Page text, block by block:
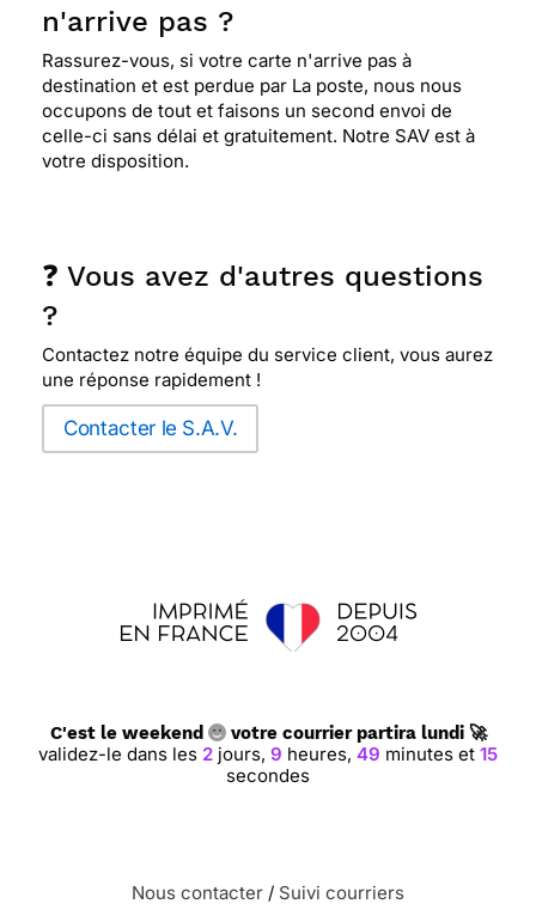
⭐⭐⭐⭐ Le 18/07/2018 : Super bien
⭐⭐⭐ Le 13/07/2018 : Le texte
Le 23/03/2018 : ça correspond au
moment et la pensée ,pour ce jour là !!!
⭐⭐⭐⭐ Le 05/03/2018 : Drôle !
Le 04/01/2018 : Pour notre belle-fille
⭐⭐⭐⭐⭐ Le 10/12/2017 : Joli graphisme, qui
correspond parfaitement au destinataire. le
n'arrive pas ?
Rassurez-vous, si votre carte n'arrive pas à
destination et est perdue par La poste, nous nous
occupons de tout et faisons un second envoi de
celle-ci sans délai et gratuitement. Notre SAV est à
votre disposition.
❓ Vous avez d'autres questions
?
Contactez notre équipe du service client, vous aurez
une réponse rapidement !
Contacter le S.A.V.
C'est le weekend votre courrier partira lundi 🚀
validez-le dans les 2 jours, 9 heures, 49 minutes et 15
secondes
Nous contacter / Suivi courriers